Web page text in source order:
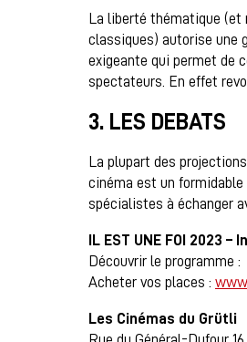
La liberté thématique
classiques) autorise une
exigeante qui permet de
spectateurs. En effet
3. LES DEBATS
La plupart des
cinéma est un
spécialistes à échanger
IL EST UNE FOI 2023
Découvrir le programme :
Acheter vos places :
Les Cinémas du Grütli